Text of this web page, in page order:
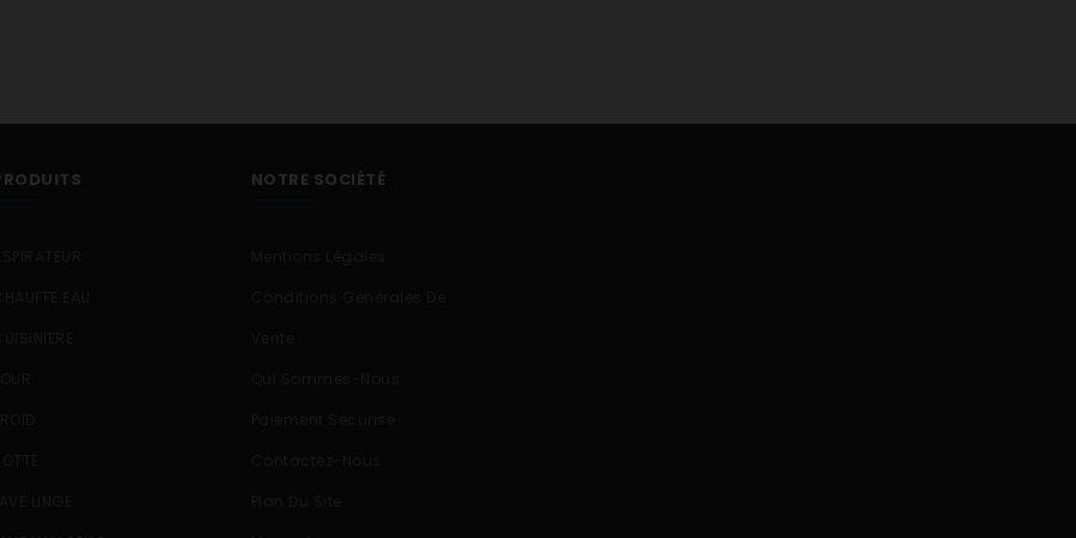
NOTRE SOCIÉTÉ